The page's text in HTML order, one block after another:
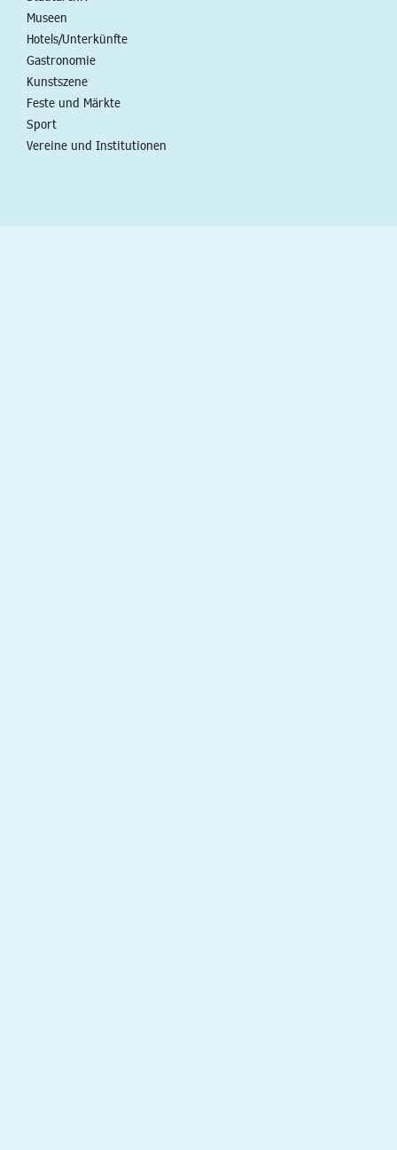
Museen
Hotels/Unterkünfte
Gastronomie
Kunstszene
Feste und Märkte
Sport
Vereine und Institutionen